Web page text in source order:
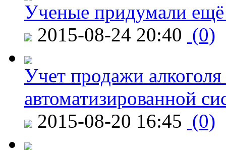
Ученые придумали ещё
2015-08-24 20:40 (0)
Учет продажи
автоматизированной
2015-08-20 16:45 (0)